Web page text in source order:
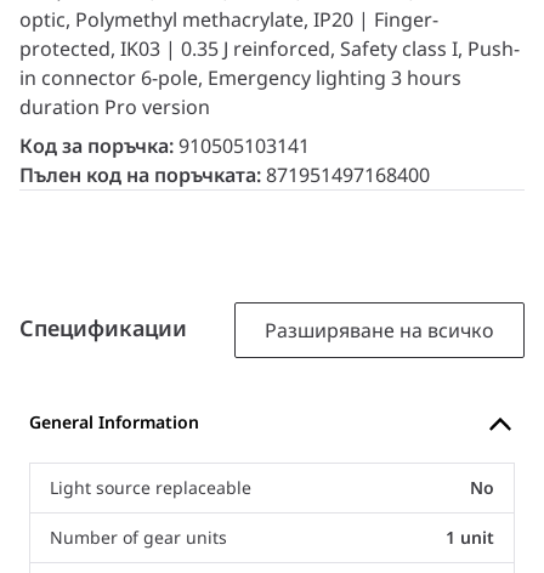
optic, Polymethyl methacrylate, IP20 | Finger-
protected, IK03 | 0.35 J reinforced, Safety class I, Push-
in connector 6-pole, Emergency lighting 3 hours
duration Pro version
Код за поръчка:910505103141
Пълен код на поръчката:871951497168400
Спецификации Разширяване на всичко
General Information
Light source replaceable No
Number of gear units 1 unit